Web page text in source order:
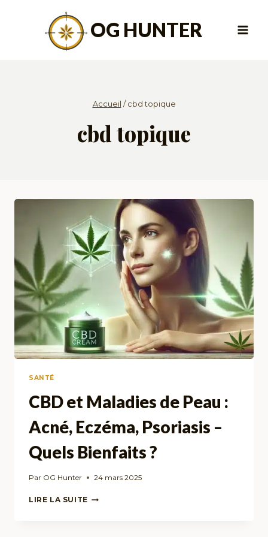
OG HUNTER
Accueil / cbd topique
cbd topique
SANTÉ
CBD et Maladies de Peau :
Acné, Eczéma, Psoriasis –
Quels Bienfaits ?
Par OG Hunter 24 mars 2025
LIRE LA SUITECBD